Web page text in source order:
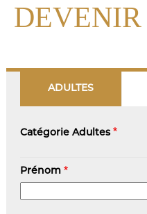
ADULTES
Catégorie Adultes
Nom-
Prénom
Prénom